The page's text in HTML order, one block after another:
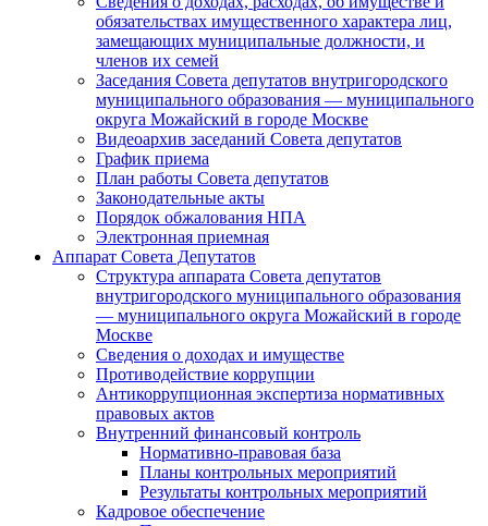
обязательствах имущественного характера лиц,
замещающих муниципальные должности, и
членов их семей
Заседания Совета депутатов внутригородского
муниципального образования — муниципального
округа Можайский в городе Москве
Видеоархив заседаний Совета депутатов
График приема
План работы Совета депутатов
Законодательные акты
Порядок обжалования НПА
Электронная приемная
Аппарат Совета Депутатов
Структура аппарата Совета депутатов
внутригородского муниципального образования
— муниципального округа Можайский в городе
Москве
Сведения о доходах и имуществе
Противодействие коррупции
Антикоррупционная экспертиза нормативных
правовых актов
Внутренний финансовый контроль
Нормативно-правовая база
Планы контрольных мероприятий
Результаты контрольных мероприятий
Кадровое обеспечение